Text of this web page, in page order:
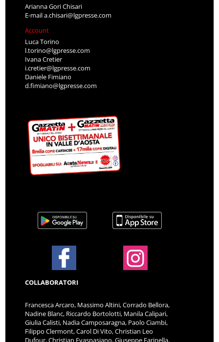
Arianna Gori Chisari
E-maila.chisari@lgpresse.com
Account
Luca Torino
l.torino@lgpresse.com
Ivana Cretier
i.cretier@lgpresse.com
Daniele Fimiano
d.fimiano@lgpresse.com
COLLABORATORI
Francesca Arcaro, Massimo Altini, Corrado Bellora,
Nadine Blanc, Riccardo Bortolotti, Manila Calipari,
Giulia Calisti, Nadia Camposaragna, Paolo Ciambi,
Filippo Clermont, Carol Di Vito, Christian Leo
Dufour, Christian Evaspasiano, Giuseppe Farinella,